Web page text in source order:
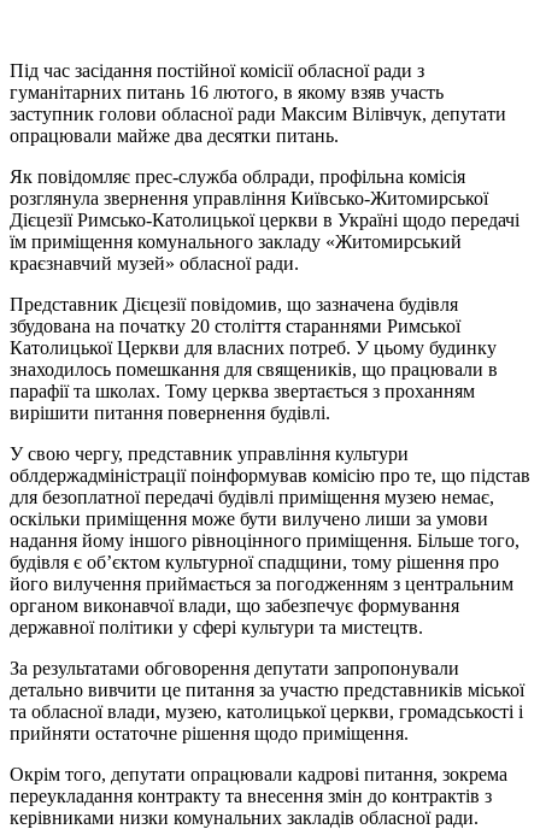
Під час засідання постійної комісії обласної ради з
гуманітарних питань 16 лютого, в якому взяв участь
заступник голови обласної ради Максим Вілівчук, депутати
опрацювали майже два десятки питань.
Як повідомляє прес-служба облради, профільна комісія
розглянула звернення управління Київсько-Житомирської
Дієцезії Римсько-Католицької церкви в Україні щодо передачі
їм приміщення комунального закладу «Житомирський
краєзнавчий музей» обласної ради.
Представник Дієцезії повідомив, що зазначена будівля
збудована на початку 20 століття стараннями Римської
Католицької Церкви для власних потреб. У цьому будинку
знаходилось помешкання для священиків, що працювали в
парафії та школах. Тому церква звертається з проханням
вирішити питання повернення будівлі.
У свою чергу, представник управління культури
облдержадміністрації поінформував комісію про те, що підстав
для безоплатної передачі будівлі приміщення музею немає,
оскільки приміщення може бути вилучено лиши за умови
надання йому іншого рівноцінного приміщення. Більше того,
будівля є об’єктом культурної спадщини, тому рішення про
його вилучення приймається за погодженням з центральним
органом виконавчої влади, що забезпечує формування
державної політики у сфері культури та мистецтв.
За результатами обговорення депутати запропонували
детально вивчити це питання за участю представників міської
та обласної влади, музею, католицької церкви, громадськості і
прийняти остаточне рішення щодо приміщення.
Окрім того, депутати опрацювали кадрові питання, зокрема
переукладання контракту та внесення змін до контрактів з
керівниками низки комунальних закладів обласної ради.